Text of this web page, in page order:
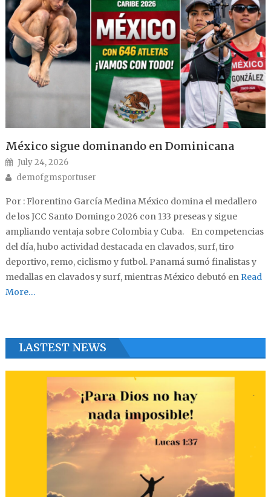
México sigue dominando en Dominicana
Posted on
July 24, 2026
Author
demofgmsportuser
Por : Florentino García Medina México domina el medallero
de los JCC Santo Domingo 2026 con 133 preseas y sigue
ampliando ventaja sobre Colombia y Cuba. En competencias
del día, hubo actividad destacada en clavados, surf, tiro
deportivo, remo, ciclismo y futbol. Panamá sumó finalistas y
medallas en clavados y surf, mientras México debutó en Read
More…
LASTEST NEWS